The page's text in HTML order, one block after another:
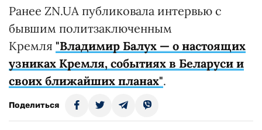
Ранее ZN.UA публиковала интервью с
бывшим политзаключенным
Кремля "Владимир Балух — о настоящих
узниках Кремля, событиях в Беларуси и
своих ближайших планах".
Поделиться